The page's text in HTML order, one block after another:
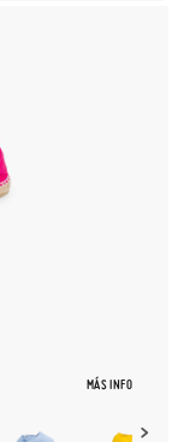
MÁS INFO